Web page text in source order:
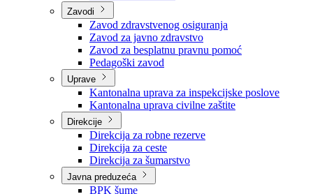
Centar za socijalni rad
Dom za stara i iznemogla lica
Kantonalna bolnica
Zavodi
Zavod zdravstvenog osiguranja
Zavod za javno zdravstvo
Zavod za besplatnu pravnu pomoć
Pedagoški zavod
Uprave
Kantonalna uprava za inspekcijske poslove
Kantonalna uprava civilne zaštite
Direkcije
Direkcija za robne rezerve
Direkcija za ceste